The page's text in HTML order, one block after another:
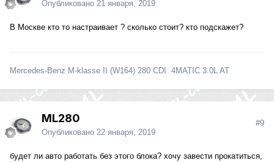
Опубликовано 21 января, 2019
В Москве кто то настраивает ? сколько стоит? кто подскажет?
Mercedes-Benz M-klasse II (W164) 280 CDI 4MATIC 3.0L AT
ML280
Опубликовано 22 января, 2019
#9
будет ли авто работать без этого блока? хочу завести прокатиться,